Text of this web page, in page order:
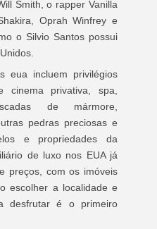
Smith, o rapper Vanilla
Oprah Winfrey e
o Silvio Santos possui
eua incluem privilégios
cinema privativa, spa,
de mármore,
pedras preciosas e
e propriedades da
de luxo nos EUA já
preços, com os imóveis
escolher a localidade e
desfrutar é o primeiro